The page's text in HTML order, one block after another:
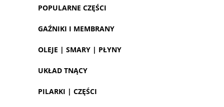
POPULARNE CZĘŚCI
GAŹNIKI I MEMBRANY
OLEJE | SMARY | PŁYNY
UKŁAD TNĄCY
PILARKI | CZĘŚCI